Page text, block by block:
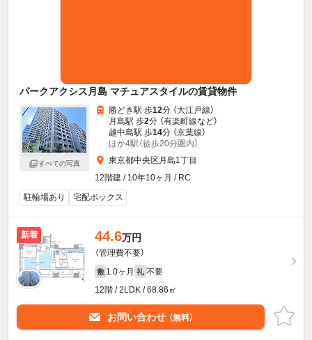
パークアクシス月島 マチュアスタイルの賃貸物件
すべての写真
勝どき駅 歩12分 （大江戸線）
月島駅 歩2分 （有楽町線など）
越中島駅 歩14分 （京葉線）
ほか4駅（徒歩20分圏内）
東京都中央区月島1丁目
12階建 / 10年10ヶ月 / RC
駐輪場あり
宅配ボックス
新着 44.6万円
（管理費不要）
敷 1.0ヶ月 礼 不要
12階 / 2LDK / 68.86㎡
お問い合わせ （無料）